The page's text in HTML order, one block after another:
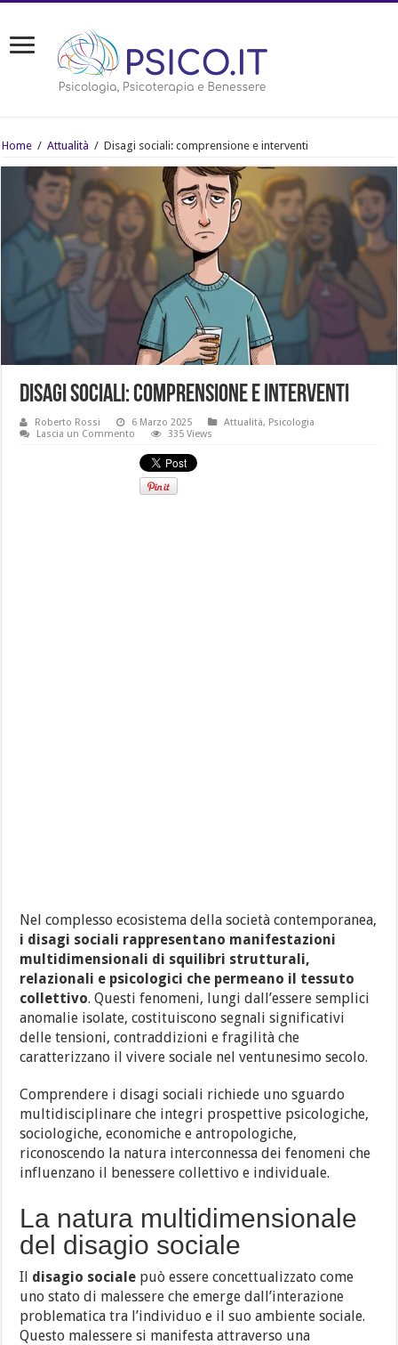
Home / Attualità / Disagi sociali: comprensione e interventi
Disagi sociali: comprensione e interventi
Roberto Rossi 6 Marzo 2025 Attualità, Psicologia
Lascia un Commento
335 Views
Nel complesso ecosistema della società contemporanea,
i disagi sociali rappresentano manifestazioni
multidimensionali di squilibri strutturali,
relazionali e psicologici che permeano il tessuto
collettivo. Questi fenomeni, lungi dall’essere semplici
anomalie isolate, costituiscono segnali significativi
delle tensioni, contraddizioni e fragilità che
caratterizzano il vivere sociale nel ventunesimo secolo.
Comprendere i disagi sociali richiede uno sguardo
multidisciplinare che integri prospettive psicologiche,
sociologiche, economiche e antropologiche,
riconoscendo la natura interconnessa dei fenomeni che
influenzano il benessere collettivo e individuale.
La natura multidimensionale
del disagio sociale
Il disagio sociale può essere concettualizzato come
uno stato di malessere che emerge dall’interazione
problematica tra l’individuo e il suo ambiente sociale.
Questo malessere si manifesta attraverso una